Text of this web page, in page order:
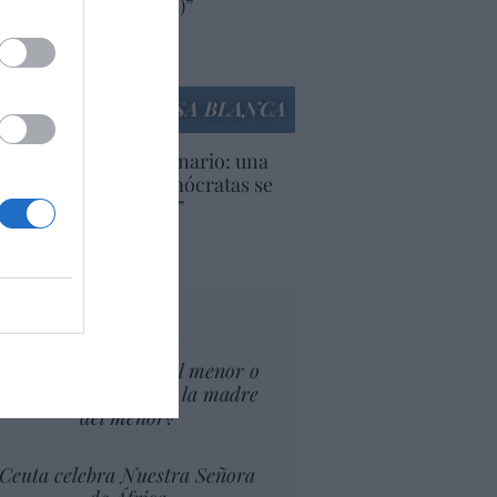
(y europeas)”
Sánchez Arjona
anteriores
LA CASA BLANCA
Inquietante escenario: una
parte de los demócratas se
como “socialista”
¿El Superior interés el menor o
el superior interés de la madre
del menor?
Ceuta celebra Nuestra Señora